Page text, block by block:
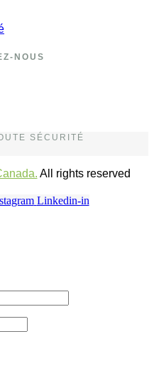
NOUS
SÉCURITÉ
All rights reserved
Linkedin-in